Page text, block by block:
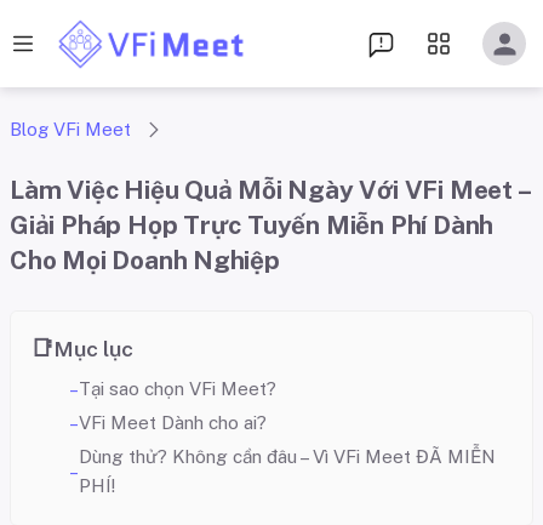
Blog VFi Meet
Làm Việc Hiệu Quả Mỗi Ngày Với VFi Meet –
Giải Pháp Họp Trực Tuyến Miễn Phí Dành
Cho Mọi Doanh Nghiệp
Mục lục
Tại sao chọn VFi Meet?
VFi Meet Dành cho ai?
Dùng thử? Không cần đâu – Vì VFi Meet ĐÃ MIỄN
PHÍ!